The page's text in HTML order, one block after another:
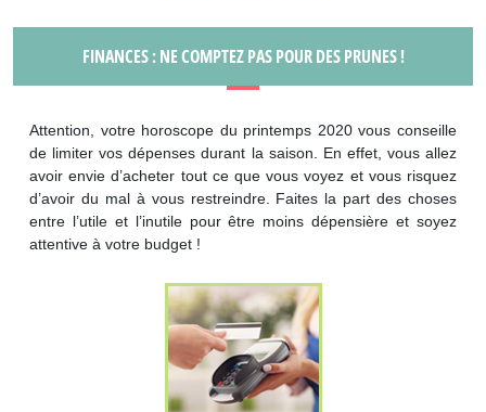
FINANCES : NE COMPTEZ PAS POUR DES PRUNES !
Attention, votre horoscope du printemps 2020 vous conseille
de limiter vos dépenses durant la saison. En effet, vous allez
avoir envie d’acheter tout ce que vous voyez et vous risquez
d’avoir du mal à vous restreindre. Faites la part des choses
entre l’utile et l’inutile pour être moins dépensière et soyez
attentive à votre budget !